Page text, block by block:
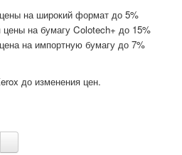
на широкий формат до 5%
цены на бумагу Colotech+ до 15%
на импортную бумагу до 7%
до изменения цен.